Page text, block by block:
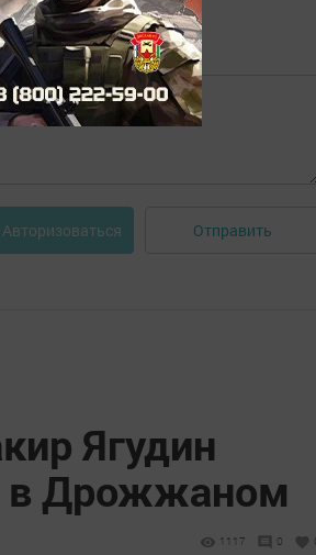
Авторизоваться Отправить
Ягудин
в Дрожжаном
1117 0